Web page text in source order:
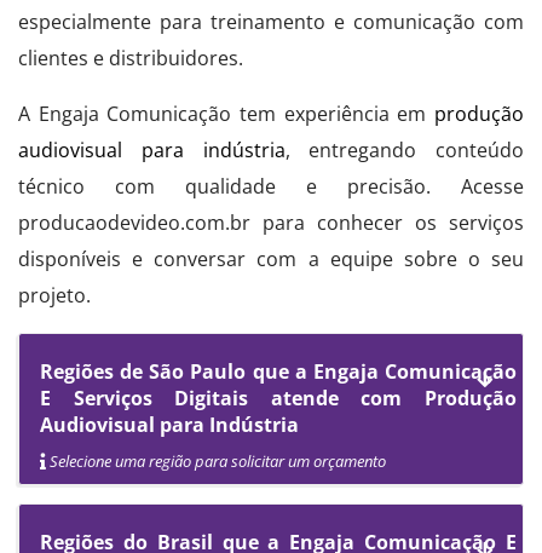
especialmente para treinamento e comunicação com
clientes e distribuidores.
A Engaja Comunicação tem experiência em produção
audiovisual para indústria, entregando conteúdo
técnico com qualidade e precisão. Acesse
producaodevideo.com.br para conhecer os serviços
disponíveis e conversar com a equipe sobre o seu
projeto.
Regiões de São Paulo que a Engaja Comunicação
E Serviços Digitais atende com Produção
Audiovisual para Indústria
Selecione uma região para solicitar um orçamento
Regiões do Brasil que a Engaja Comunicação E